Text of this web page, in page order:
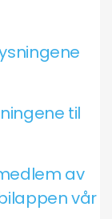
til
av
vår